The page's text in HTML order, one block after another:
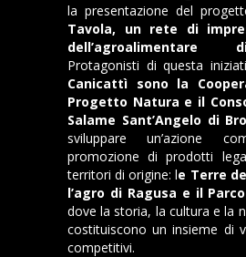
la presentazione del
Tavola, un rete di
Protagonisti di questa
Canicattì sono la
Progetto Natura e il
Salame Sant’Angelo di
sviluppare un’azione
promozione di prodotti
territori di origine: le Terre
l’agro di Ragusa e il
dove la storia, la cultura e la
costituiscono un insieme di
competitivi.